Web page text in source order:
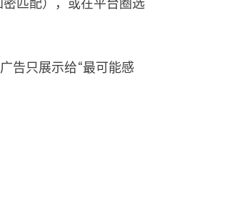
匹配），或在平台圈选
告只展示给“最可能感